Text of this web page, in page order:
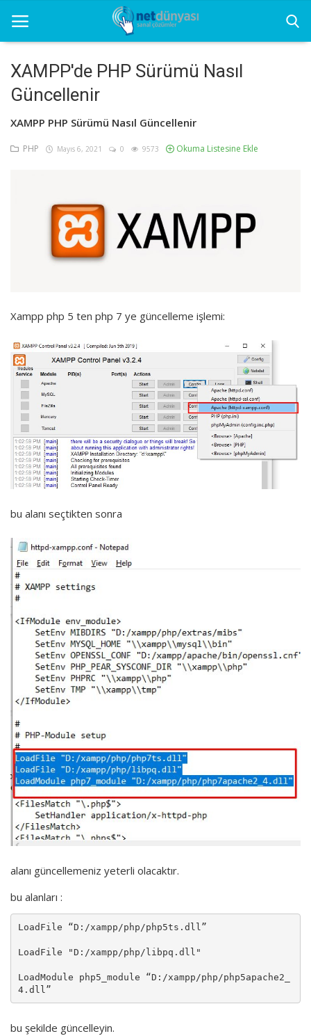
Ana Sayfa
Net Dünyası
Giriş
Kayıt
XAMPP'de PHP Sürümü Nasıl
Güncellenir
XAMPP PHP Sürümü Nasıl Güncellenir
PHP Mayıs 6, 2021 0 9573 Okuma Listesine Ekle
Xampp php 5 ten php 7 ye güncelleme işlemi:
bu alanı seçtikten sonra
alanı güncellemeniz yeterli olacaktır.
bu alanları :
LoadFile “D:/xampp/php/php5ts.dll”
LoadFile "D:/xampp/php/libpq.dll"
LoadModule php5_module “D:/xampp/php/php5apache2_
4.dll”
bu şekilde güncelleyin.